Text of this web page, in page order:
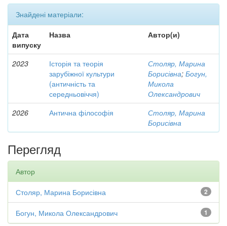
Знайдені матеріали:
Дата
випуску
Назва Автор(и)
2023
Історія та теорія
зарубіжної культури
(античність та
середньовіччя)
Столяр, Марина
Борисівна; Богун,
Микола
Олександрович
2026
Антична філософія
Столяр, Марина
Борисівна
Перегляд
Автор
2
Столяр, Марина Борисівна
1
Богун, Микола Олександрович